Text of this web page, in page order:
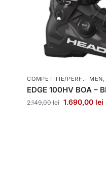
COMPETITIE/PERF.- MEN
EDGE 100HV BOA –
2.149,00lei 1.690,00 lei